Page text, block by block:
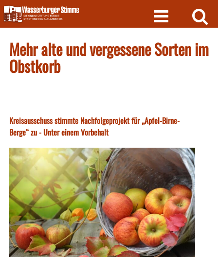
Skip
to
content
Mehr alte und vergessene Sorten im
Obstkorb
Kreisausschuss stimmte Nachfolgeprojekt für „Apfel-Birne-
Berge“ zu - Unter einem Vorbehalt